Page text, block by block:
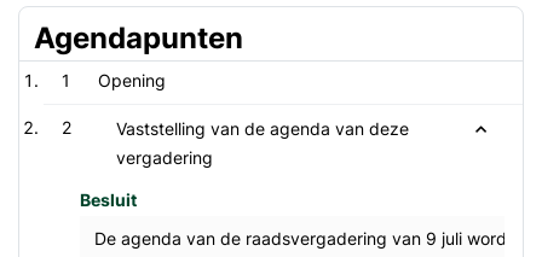
Agendapunten
1 Opening
2
Vaststelling van de agenda van deze
vergadering
Besluit
De agenda van de raadsvergadering van 9 juli wordt